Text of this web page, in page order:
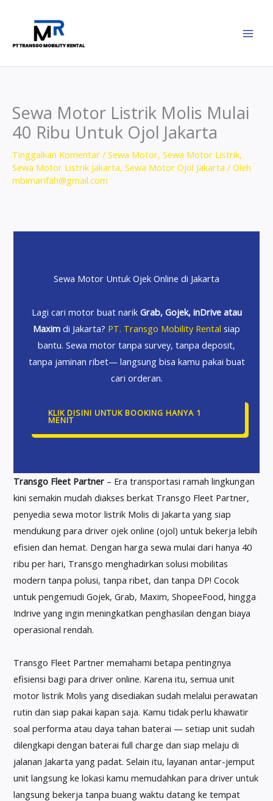
konten
Sewa Motor Listrik Molis Mulai
40 Ribu Untuk Ojol Jakarta
Tinggalkan Komentar / Sewa Motor, Sewa Motor Listrik,
Sewa Motor Listrik Jakarta, Sewa Motor Ojol Jakarta / Oleh
mbimarifah@gmail.com
Sewa Motor Untuk Ojek Online di Jakarta
Lagi cari motor buat narik Grab, Gojek, inDrive atau
Maxim di Jakarta? PT. Transgo Mobility Rental siap
bantu. Sewa motor tanpa survey, tanpa deposit,
tanpa jaminan ribet— langsung bisa kamu pakai buat
cari orderan.
KLIK DISINI UNTUK BOOKING HANYA 1
MENIT
Transgo Fleet Partner– Era transportasi ramah lingkungan
kini semakin mudah diakses berkat Transgo Fleet Partner,
penyedia sewa motor listrik Molis di Jakarta yang siap
mendukung para driver ojek online (ojol) untuk bekerja lebih
efisien dan hemat. Dengan harga sewa mulai dari hanya 40
ribu per hari, Transgo menghadirkan solusi mobilitas
modern tanpa polusi, tanpa ribet, dan tanpa DP! Cocok
untuk pengemudi Gojek, Grab, Maxim, ShopeeFood, hingga
Indrive yang ingin meningkatkan penghasilan dengan biaya
operasional rendah.
Transgo Fleet Partner memahami betapa pentingnya
efisiensi bagi para driver online. Karena itu, semua unit
motor listrik Molis yang disediakan sudah melalui perawatan
rutin dan siap pakai kapan saja. Kamu tidak perlu khawatir
soal performa atau daya tahan baterai — setiap unit sudah
dilengkapi dengan baterai full charge dan siap melaju di
jalanan Jakarta yang padat. Selain itu, layanan antar-jemput
unit langsung ke lokasi kamu memudahkan para driver untuk
langsung bekerja tanpa buang waktu datang ke tempat